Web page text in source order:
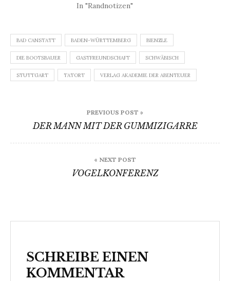
In "Randnotizen"
BAD CANSTATT BADEN-WÜRTTEMBERG BIENZLE
DIE BOOTSBAUER GASTFREUNDSCHAFT SCHWÄBISCH
STUTTGART TATORT VERLAG AKADEMIE DER ABENTEUER
PREVIOUS POST »
DER MANN MIT DER GUMMIZIGARRE
« NEXT POST
VOGELKONFERENZ
SCHREIBE EINEN
KOMMENTAR